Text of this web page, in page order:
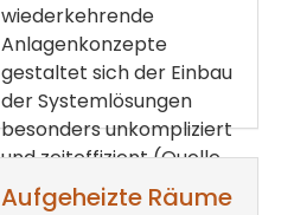
wiederkehrende
Anlagenkonzepte
gestaltet sich der Einbau
der Systemlösungen
besonders unkompliziert
und zeiteffizient (Quelle
und Foto...
Aufgeheizte Räume